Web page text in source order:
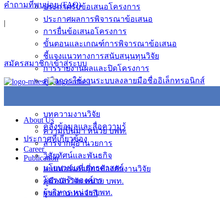
คำถามที่พบบ่อย (FAQ)
|
สมัครสมาชิก/เข้าสู่ระบบ
About Us
ความเป็นมา หน่วย บพท.
สารจากผู้อำนวยการ
วิสัยทัศน์และพันธกิจ
นโยบายและยุทธศาสตร์
โครงสร้างองค์กร
ผู้บริหาร หน่วย บพท.
ประกาศรับข้อเสนอโครงการ
ประกาศผลการพิจารณาข้อเสนอ
การยื่นข้อเสนอโครงการ
ขั้นตอนและเกณฑ์การพิจารณาข้อเสนอ
ชี้แจงแนวทางการสนับสนุนทุนวิจัย
การรายงานผลและปิดโครงการ
คู่มือการใช้งานระบบลงลายมือชื่ออิเล็กทรอนิกส์
บทความงานวิจัย
คลังข้อมูลและสื่อความรู้
ประกาศที่เกี่ยวข้อง
Career
Publication
แบบฟอร์มที่เกี่ยวข้องกับงานวิจัย
คู่มือนักวิจัย หน่วย บพท.
รายงานประจำปี